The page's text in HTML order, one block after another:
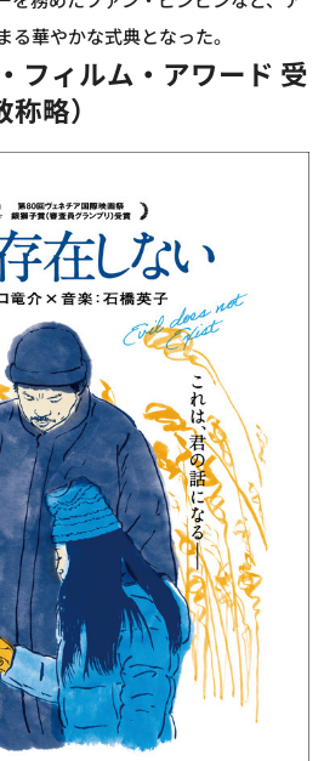
華やかな式典となった。
フィルム・アワード 受
略）